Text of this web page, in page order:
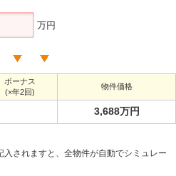
万円
ボーナス
(×年2回)
物件価格
3,688万円
入されますと、全物件が自動でシミュレー